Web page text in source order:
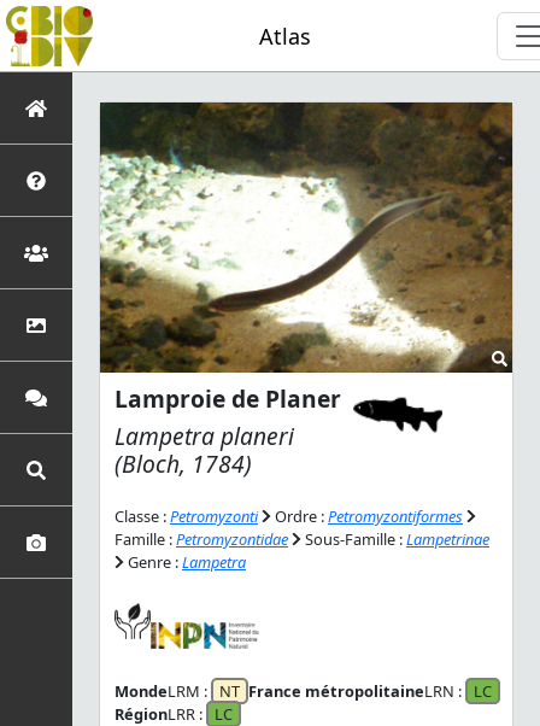
Atlas
Lamproie de Planer
Lampetra planeri
(Bloch, 1784)
Classe :Petromyzonti Ordre :Petromyzontiformes
Famille :Petromyzontidae Sous-Famille :Lampetrinae
Genre :Lampetra
MondeLRM : NT France métropolitaineLRN :
LC
RégionLRR : LC